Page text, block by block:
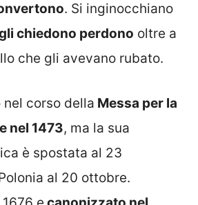
. Si inginocchiano
chiedono perdono oltre a
che gli avevano rubato.
nel corso della Messa per la
nel 1473, ma la sua
è spostata al 23
al 20 ottobre.